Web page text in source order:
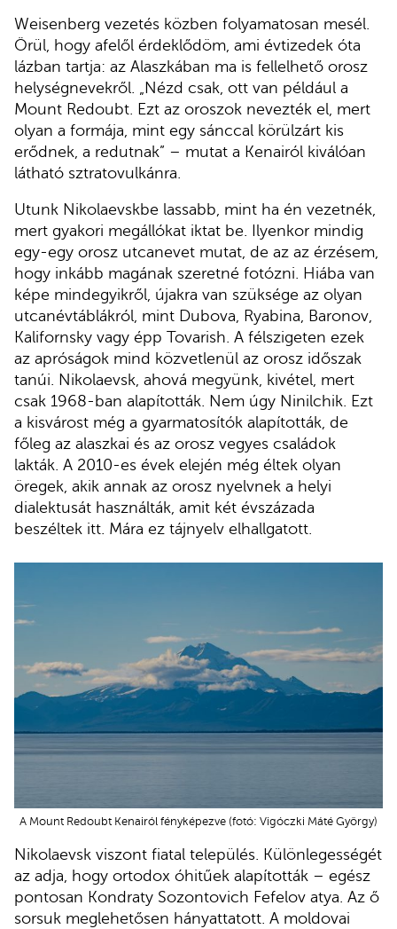
Weisenberg vezetés közben folyamatosan mesél.
Örül, hogy afelől érdeklődöm, ami évtizedek óta
lázban tartja: az Alaszkában ma is fellelhető orosz
helységnevekről. „Nézd csak, ott van például a
Mount Redoubt. Ezt az oroszok nevezték el, mert
olyan a formája, mint egy sánccal körülzárt kis
erődnek, a redutnak” – mutat a Kenairól kiválóan
látható sztratovulkánra.
Utunk Nikolaevskbe lassabb, mint ha én vezetnék,
mert gyakori megállókat iktat be. Ilyenkor mindig
egy-egy orosz utcanevet mutat, de az az érzésem,
hogy inkább magának szeretné fotózni. Hiába van
képe mindegyikről, újakra van szüksége az olyan
utcanévtáblákról, mint Dubova, Ryabina, Baronov,
Kalifornsky vagy épp Tovarish. A félszigeten ezek
az apróságok mind közvetlenül az orosz időszak
tanúi. Nikolaevsk, ahová megyünk, kivétel, mert
csak 1968-ban alapították. Nem úgy Ninilchik. Ezt
a kisvárost még a gyarmatosítók alapították, de
főleg az alaszkai és az orosz vegyes családok
lakták. A 2010-es évek elején még éltek olyan
öregek, akik annak az orosz nyelvnek a helyi
dialektusát használták, amit két évszázada
beszéltek itt. Mára ez tájnyelv elhallgatott.
A Mount Redoubt Kenairól fényképezve (fotó: Vigóczki Máté György)
Nikolaevsk viszont fiatal település. Különlegességét
az adja, hogy ortodox óhitűek alapították – egész
pontosan Kondraty Sozontovich Fefelov atya. Az ő
sorsuk meglehetősen hányattatott. A moldovai